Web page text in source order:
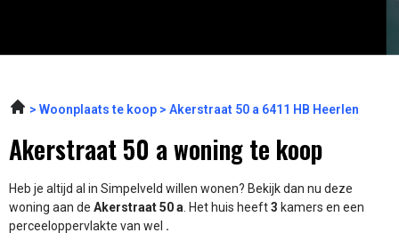
Woonplaats te koop Akerstraat 50 a 6411 HB Heerlen
Akerstraat 50 a woning te koop
Heb je altijd al in Simpelveld willen wonen? Bekijk dan nu deze
woning aan de Akerstraat 50 a. Het huis heeft3 kamers en een
perceeloppervlakte van wel .